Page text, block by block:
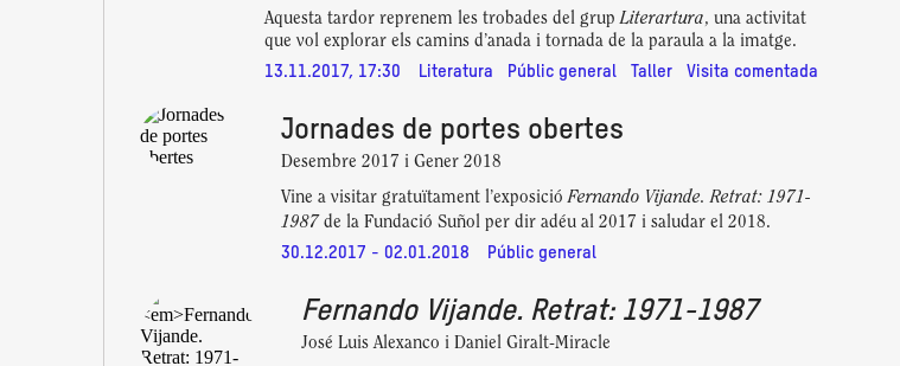
Aquesta tardor reprenem les trobades del grupLiterartura, una activitat
que vol explorar els camins d’anada i tornada de la paraula a la imatge.
13.11.2017, 17:30
Literatura Públic general Taller Visita comentada
Jornades de portes obertes
Desembre 2017 i Gener 2018
Vine a visitar gratuïtament l’exposicióFernando Vijande. Retrat: 1971-
1987 de la Fundació Suñol per dir adéu al 2017 i saludar el 2018.
30.12.2017 - 02.01.2018
Públic general
Fernando Vijande. Retrat: 1971-1987
José Luis Alexanco i Daniel Giralt-Miracle